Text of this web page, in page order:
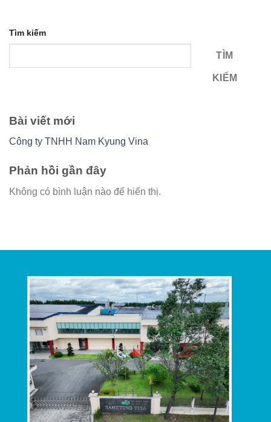
Tìm kiếm
TÌM
KIẾM
Bài viết mới
Công ty TNHH Nam Kyung Vina
Phản hồi gần đây
Không có bình luận nào để hiển thị.